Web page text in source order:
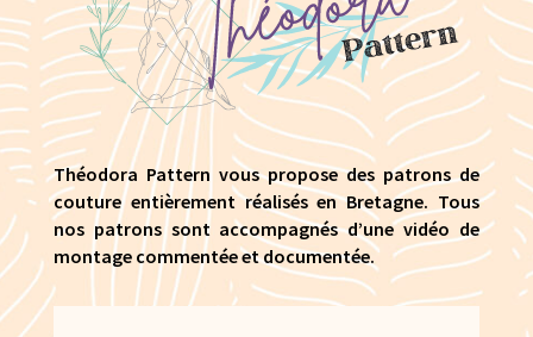
Théodora Pattern vous propose des patrons de
couture entièrement réalisés en Bretagne. Tous
nos patrons sont accompagnés d’une vidéo de
montage commentée et documentée.